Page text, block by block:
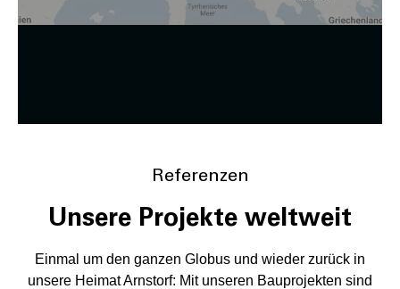
Referenzen
Unsere Projekte weltweit
Einmal um den ganzen Globus und wieder zurück in
unsere Heimat Arnstorf: Mit unseren Bauprojekten sind